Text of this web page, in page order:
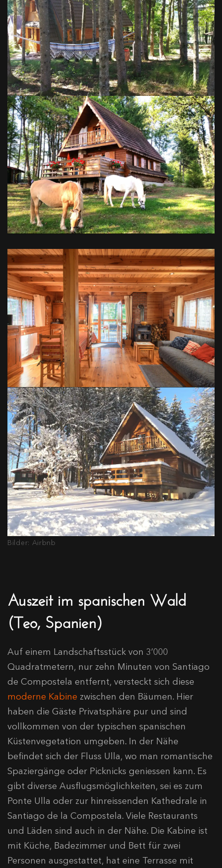
Bilder: Airbnb
Auszeit im spanischen Wald
(Teo, Spanien)
Auf einem Landschaftsstück von 3’000
Quadratmetern, nur zehn Minuten von Santiago
de Compostela entfernt, versteckt sich diese
moderne Kabine zwischen den Bäumen. Hier
haben die Gäste Privatsphäre pur und sind
vollkommen von der typischen spanischen
Küstenvegetation umgeben. In der Nähe
befindet sich der Fluss Ulla, wo man romantische
Spaziergänge oder Picknicks geniessen kann. Es
gibt diverse Ausflugsmöglichkeiten, sei es zum
Ponte Ulla oder zur hinreissenden Kathedrale in
Santiago de la Compostela. Viele Restaurants
und Läden sind auch in der Nähe. Die Kabine ist
mit Küche, Badezimmer und Bett für zwei
Personen ausgestattet, hat eine Terrasse mit